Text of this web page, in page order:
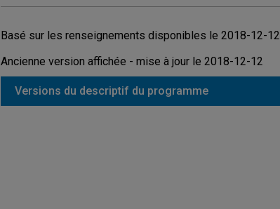
Basé sur les renseignements disponibles le 2018-12-12
Ancienne version affichée - mise à jour le 2018-12-12
Versions du descriptif du programme